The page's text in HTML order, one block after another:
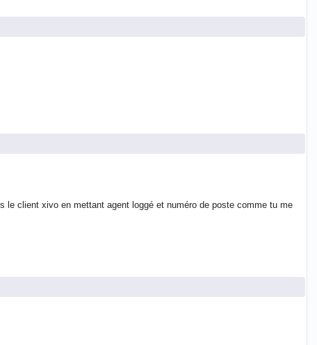
client xivo en mettant agent loggé et numéro de poste comme tu me